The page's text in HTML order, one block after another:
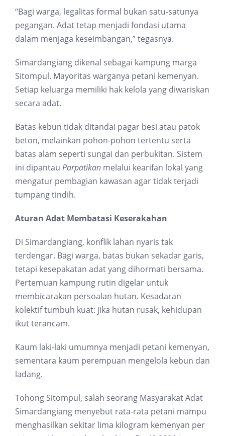
“Bagi warga, legalitas formal bukan satu-satunya
pegangan. Adat tetap menjadi fondasi utama
dalam menjaga keseimbangan,” tegasnya.
Simardangiang dikenal sebagai kampung marga
Sitompul. Mayoritas warganya petani kemenyan.
Setiap keluarga memiliki hak kelola yang diwariskan
secara adat.
Batas kebun tidak ditandai pagar besi atau patok
beton, melainkan pohon-pohon tertentu serta
batas alam seperti sungai dan perbukitan. Sistem
ini dipantau Parpatikan melalui kearifan lokal yang
mengatur pembagian kawasan agar tidak terjadi
tumpang tindih.
Aturan Adat Membatasi Keserakahan
Di Simardangiang, konflik lahan nyaris tak
terdengar. Bagi warga, batas bukan sekadar garis,
tetapi kesepakatan adat yang dihormati bersama.
Pertemuan kampung rutin digelar untuk
membicarakan persoalan hutan. Kesadaran
kolektif tumbuh kuat: jika hutan rusak, kehidupan
ikut terancam.
Kaum laki-laki umumnya menjadi petani kemenyan,
sementara kaum perempuan mengelola kebun dan
ladang.
Tohong Sitompul, salah seorang Masyarakat Adat
Simardangiang menyebut rata-rata petani mampu
menghasilkan sekitar lima kilogram kemenyan per